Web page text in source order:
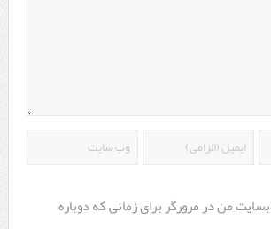
من در مرورگر برای زمانی که دوباره